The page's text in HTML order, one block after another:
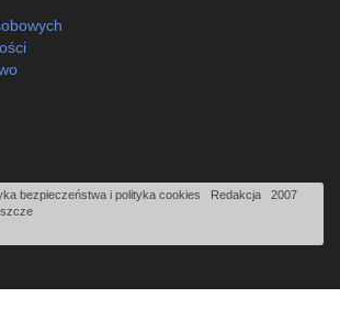
bezpieczeństwa i polityka cookies Redakcja
2007